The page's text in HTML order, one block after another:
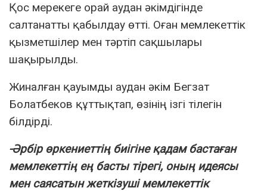
Қос мерекеге орай аудан әкімдігінде
салтанатты қабылдау өтті. Оған мемлекеттік
қызметшілер мен тәртіп сақшылары
шақырылды.
Жиналған қауымды аудан әкім Бегзат
Болатбеков құттықтап, өзінің ізгі тілегін
білдірді.
-Әрбір өркениеттің биігіне қадам бастаған
мемлекеттің ең басты тірегі, оның идеясы
мен саясатын жеткізуші мемлекеттік